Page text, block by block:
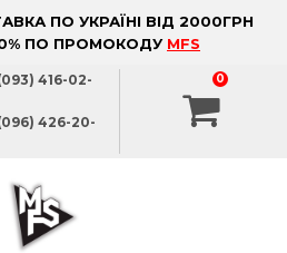
ПО УКРАЇНІ ВІД 2000ГРН
ПО ПРОМОКОДУ MFS
416-02-
426-20-
0